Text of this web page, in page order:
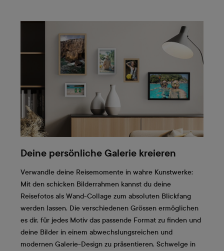
Deine persönliche Galerie kreieren
Verwandle deine Reisemomente in wahre Kunstwerke:
Mit den schicken Bilderrahmen kannst du deine
Reisefotos als Wand-Collage zum absoluten Blickfang
werden lassen. Die verschiedenen Grössen ermöglichen
es dir, für jedes Motiv das passende Format zu finden und
deine Bilder in einem abwechslungsreichen und
modernen Galerie-Design zu präsentieren. Schwelge in